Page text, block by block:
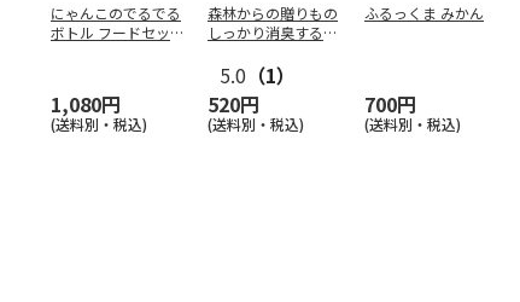
にゃんこのでるでる
ボトル フードセッ
1,080円
(送料別・税込)
森林からの贈りもの
しっかり消臭するひ
5.0 （1）
520円
(送料別・税込)
ふるっくま みかん
700円
(送料別・税込)